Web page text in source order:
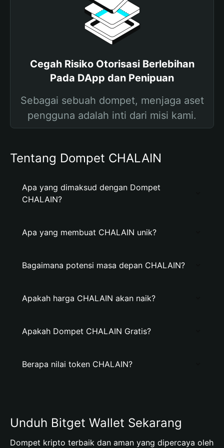
Cegah Risiko Otorisasi Berlebihan
Pada DApp dan Penipuan
Sebagai sebuah dompet, menjaga aset
pengguna adalah inti dari misi kami.
Tentang Dompet CHALAIN
Apa yang dimaksud dengan Dompet
CHALAIN?
Apa yang membuat CHALAIN unik?
Bagaimana potensi masa depan CHALAIN?
Apakah harga CHALAIN akan naik?
Apakah Dompet CHALAIN Gratis?
Berapa nilai token CHALAIN?
Unduh Bitget Wallet Sekarang
Dompet kripto terbaik dan aman yang dipercaya oleh